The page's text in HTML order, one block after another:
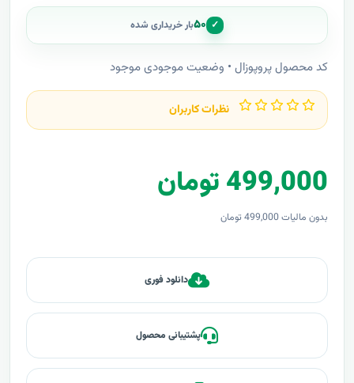
✓ ۵۰بار خریداری شده
کد محصول پروپوزال • وضعیت موجودی موجود
نظرات کاربران
499,000 تومان
بدون مالیات 499,000 تومان
دانلود فوری
پشتیبانی محصول